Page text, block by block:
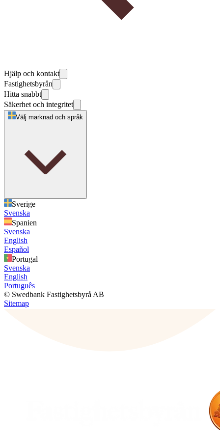
Hjälp och kontakt
Fastighetsbyrån
Hitta snabbt
Säkerhet och integritet
Välj marknad och språk
Sverige
Svenska
Spanien
Svenska
English
Español
Portugal
Svenska
English
Português
© Swedbank Fastighetsbyrå AB
Sitemap